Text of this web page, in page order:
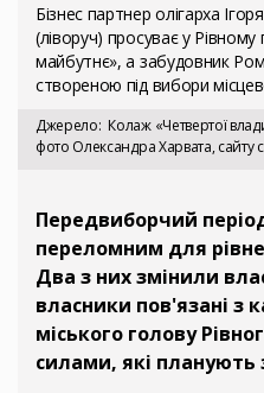
Бізнес партнер олігарха
(ліворуч) просуває у
майбутнє», а забудовник
створеною під вибори
Джерело Колаж «Четвертої
фото Олександра Харвата, сайту
Передвиборчий
переломним для
Два з них змінили
власники пов'язані з
міського голову
силами, які планують